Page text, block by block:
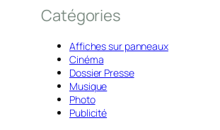
Catégories
Affiches sur panneaux
Cinéma
Dossier Presse
Musique
Photo
Publicité